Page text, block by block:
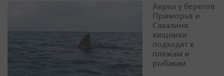
Акулы у берегов
Приморья и
Сахалина:
хищники
подходят к
пляжам и
рыбакам